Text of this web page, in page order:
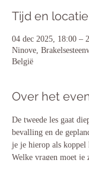
Tijd en locatie
04 dec 2025, 18:00 –
Ninove,
België
Over het
De tweede les gaat
bevalling en de
je je hierop als koppel
Welke vragen moet je